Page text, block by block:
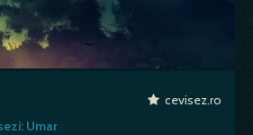
Umar
cevisez.ro